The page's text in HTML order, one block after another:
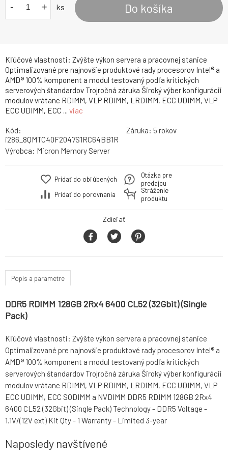
Kľúčové vlastnosti: Zvýšte výkon servera a pracovnej stanice
Optimalizované pre najnovšie produktové rady procesorov Intel® a
AMD® 100% komponent a modul testovaný podľa kritických
serverových štandardov Trojročná záruka Široký výber konfigurácií
modulov vrátane RDIMM, VLP RDIMM, LRDIMM, ECC UDIMM, VLP
ECC UDIMM, ECC ... viac
- + ks Do košíka
Kód:
i286_8QMTC40F2047S1RC64BB1R
Záruka: 5 rokov
Výrobca: Micron Memory Server
Pridať do obľúbených
Pridať do porovnania
Otázka pre
predajcu
Stráženie
produktu
Zdieľať
Popis a parametre
DDR5 RDIMM 128GB 2Rx4 6400 CL52 (32Gbit) (Single
Pack)
Kľúčové vlastnosti: Zvýšte výkon servera a pracovnej stanice
Optimalizované pre najnovšie produktové rady procesorov Intel® a
AMD® 100% komponent a modul testovaný podľa kritických
serverových štandardov Trojročná záruka Široký výber konfigurácií
modulov vrátane RDIMM, VLP RDIMM, LRDIMM, ECC UDIMM, VLP
ECC UDIMM, ECC SODIMM a NVDIMM DDR5 RDIMM 128GB 2Rx4
6400 CL52 (32Gbit) (Single Pack) Technology - DDR5 Voltage -
1.1V/(12V ext) Kit Qty - 1 Warranty - Limited 3-year
Naposledy navštívené